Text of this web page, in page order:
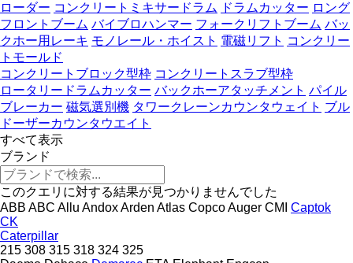
ローダー コンクリートミキサードラム ドラムカッター ロング
フロントブーム バイブロハンマー フォークリフトブーム バッ
クホー用レーキ モノレール・ホイスト 電磁リフト コンクリー
トモールド
コンクリートブロック型枠 コンクリートスラブ型枠
ロータリードラムカッター バックホーアタッチメント パイル
ブレーカー 磁気選別機 タワークレーンカウンタウェイト ブル
ドーザーカウンタウエイト
すべて表示
ブランド
このクエリに対する結果が見つかりませんでした
ABB ABC Allu AndoxArden Atlas CopcoAuger CMI Captok
CK
Caterpillar
215 308 315 318 324 325